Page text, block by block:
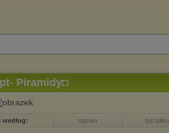
Piramidy◘
nazwa typ pliku